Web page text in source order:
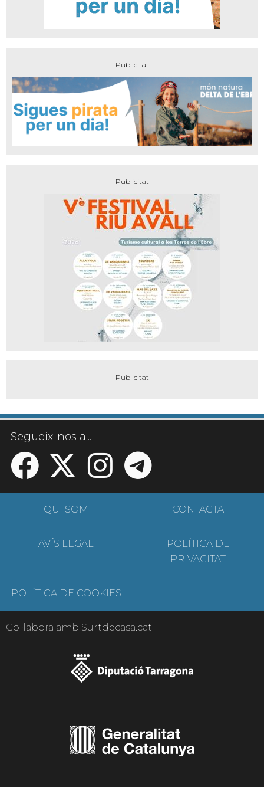
Segueix-nos a...
QUI SOM CONTACTA
AVÍS LEGAL
POLÍTICA DE
PRIVACITAT
POLÍTICA DE COOKIES
Col·labora amb Surtdecasa.cat